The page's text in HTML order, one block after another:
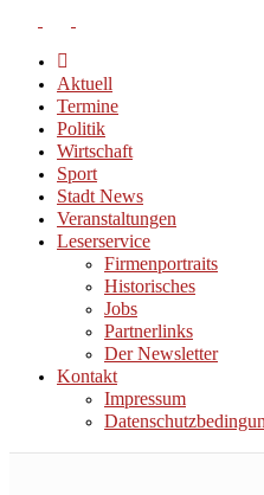
Aktuell
Termine
Politik
Wirtschaft
Sport
Stadt News
Veranstaltungen
Leserservice
Firmenportraits
Historisches
Jobs
Partnerlinks
Der Newsletter
Kontakt
Impressum